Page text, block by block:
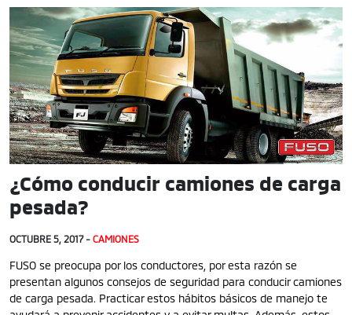
¿Cómo conducir camiones de carga
pesada?
OCTUBRE 5, 2017 - CAMIONES
FUSO se preocupa por los conductores, por esta razón se
presentan algunos consejos de seguridad para conducir camiones
de carga pesada. Practicar estos hábitos básicos de manejo te